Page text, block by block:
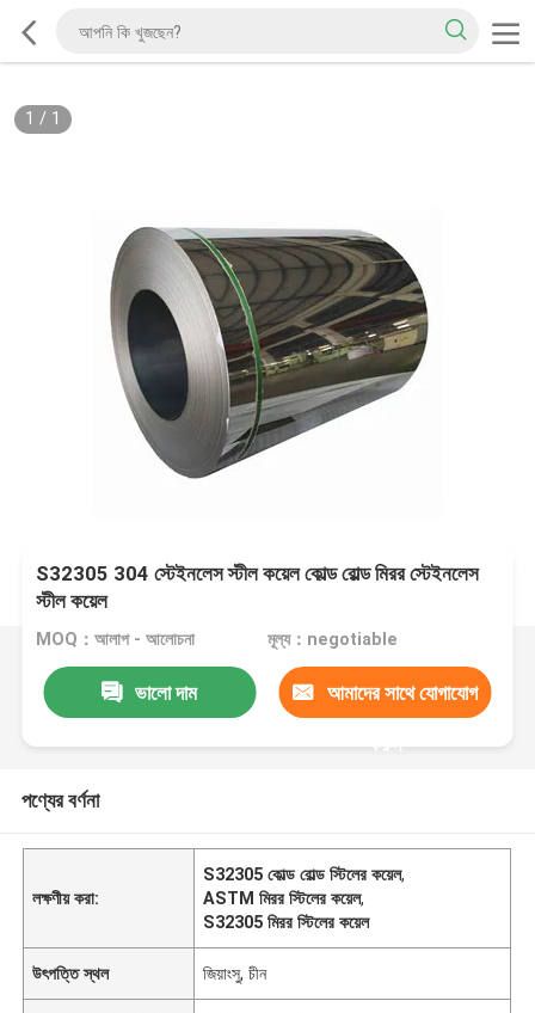
1 / 1
S32305 304 স্টেইনলেস স্টীল কয়েল কোল্ড রোল্ড মিরর স্টেইনলেস
স্টীল কয়েল
MOQ：আলাপ - আলোচনা মূল্য：negotiable
ভালো দাম আমাদের সাথে যোগাযোগ
করুন
পণ্যের বর্ণনা
লক্ষণীয় করা:
S32305 কোল্ড রোল্ড স্টিলের কয়েল,
ASTM মিরর স্টিলের কয়েল,
S32305 মিরর স্টিলের কয়েল
উৎপত্তি স্থল জিয়াংসু, চীন